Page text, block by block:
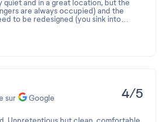
quiet and in a great location, but the
are always occupied) and the
to be redesigned (you sink into
sur
Google 4/5